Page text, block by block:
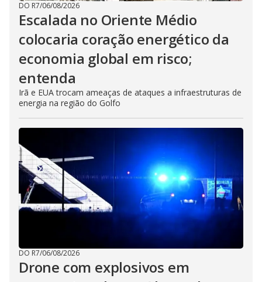
DO R7/06/08/2026
Escalada no Oriente Médio
colocaria coração energético da
economia global em risco;
entenda
Irã e EUA trocam ameaças de ataques a infraestruturas de
energia na região do Golfo
DO R7/06/08/2026
Drone com explosivos em